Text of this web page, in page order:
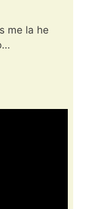
me la he